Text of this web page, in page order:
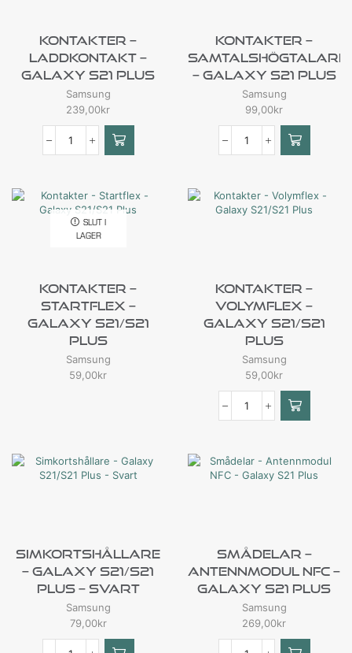
Kontakter –
Laddkontakt –
Galaxy S21 Plus
Samsung
239,00kr
Kontakter –
Samtalshögtalare
– Galaxy S21 Plus
Samsung
99,00kr
SLUT I
LAGER
Kontakter –
Startflex –
Galaxy S21/S21
Plus
Samsung
59,00kr
Kontakter –
Volymflex –
Galaxy S21/S21
Plus
Samsung
59,00kr
Simkortshållare
– Galaxy S21/S21
Plus – Svart
Samsung
79,00kr
Smådelar –
Antennmodul NFC –
Galaxy S21 Plus
Samsung
269,00kr